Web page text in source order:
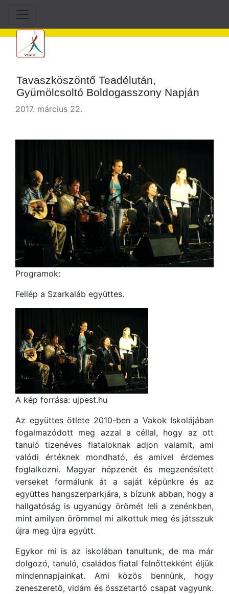
Tavaszköszöntő Teadélután,
Gyümölcsoltó Boldogasszony Napján
2017. március 22.
Programok:
Fellép a Szarkaláb együttes.
A kép forrása: ujpest.hu
Az együttes ötlete 2010-ben a Vakok Iskolájában
fogalmazódott meg azzal a céllal, hogy az ott
tanuló tizenéves fiataloknak adjon valamit, ami
valódi értéknek mondható, és amivel érdemes
foglalkozni. Magyar népzenét és megzenésített
verseket formálunk át a saját képünkre és az
együttes hangszerparkjára, s bízunk abban, hogy a
hallgatóság is ugyanúgy örömét leli a zenénkben,
mint amilyen örömmel mi alkottuk meg és játsszuk
újra meg újra együtt.
Egykor mi is az iskolában tanultunk, de ma már
dolgozó, tanuló, családos fiatal felnőttekként éljük
mindennapjainkat. Ami közös bennünk, hogy
zeneszerető, vidám és összetartó csapat vagyunk.